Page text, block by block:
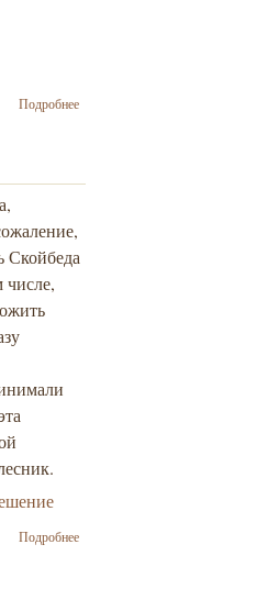
Подробнеео
Скойбеда
числе,
Подробнеео Хайль